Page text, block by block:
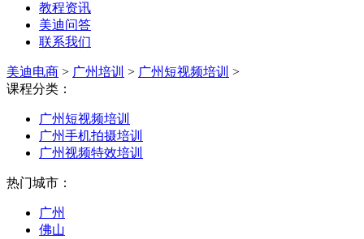
教程资讯
美迪问答
联系我们
美迪电商 > 广州培训 > 广州短视频培训 >
课程分类：
广州短视频培训
广州手机拍摄培训
广州视频特效培训
热门城市：
广州
佛山